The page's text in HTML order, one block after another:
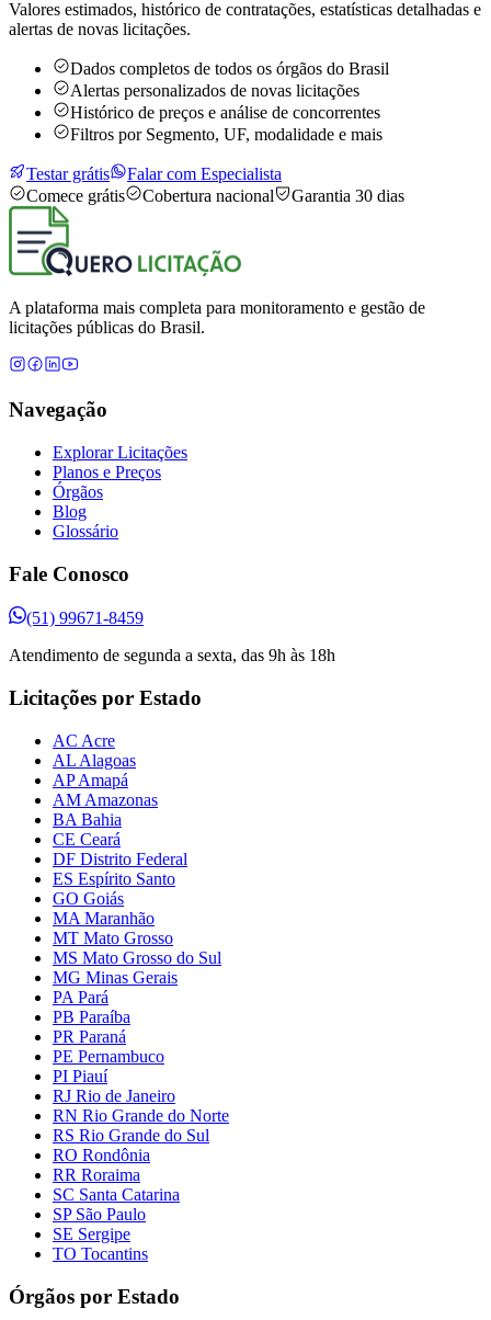
Valores estimados, histórico de contratações, estatísticas detalhadas e
alertas de novas licitações.
Dados completos de todos os órgãos do Brasil
Alertas personalizados de novas licitações
Histórico de preços e análise de concorrentes
Filtros por Segmento, UF, modalidade e mais
Testar grátis
Falar com Especialista
Comece grátis
Cobertura nacional Garantia 30 dias
A plataforma mais completa para monitoramento e gestão de
licitações públicas do Brasil.
Navegação
Explorar Licitações
Planos e Preços
Órgãos
Blog
Glossário
Fale Conosco
(51) 99671-8459
Atendimento de segunda a sexta, das 9h às 18h
Licitações por Estado
AC Acre
AL Alagoas
AP Amapá
AM Amazonas
BA Bahia
CE Ceará
DF Distrito Federal
ES Espírito Santo
GO Goiás
MA Maranhão
MT Mato Grosso
MS Mato Grosso do Sul
MG Minas Gerais
PA Pará
PB Paraíba
PR Paraná
PE Pernambuco
PI Piauí
RJ Rio de Janeiro
RN Rio Grande do Norte
RS Rio Grande do Sul
RO Rondônia
RR Roraima
SC Santa Catarina
SP São Paulo
SE Sergipe
TO Tocantins
Órgãos por Estado